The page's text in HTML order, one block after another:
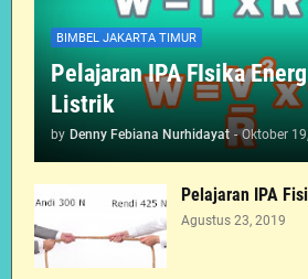
BIMBEL JAKARTA TIMUR
Pelajaran IPA FIsika
Listrik
by Denny Febiana Nurhidayat - Oktober
Pelajaran IPA
Agustus 23, 2019